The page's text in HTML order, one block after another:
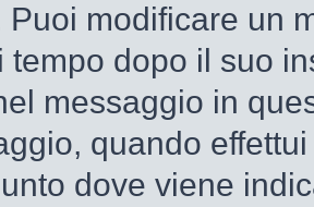
Puoi modificare un
tempo dopo il suo
messaggio in
quando
dove viene